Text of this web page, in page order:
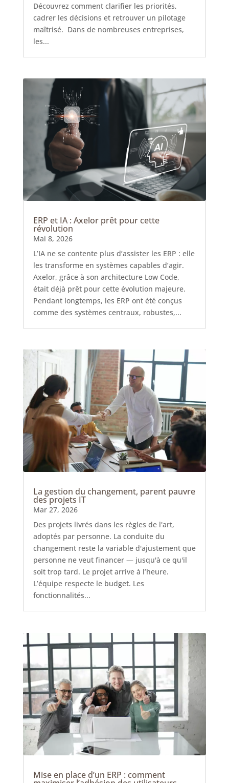
Découvrez comment clarifier les priorités,
cadrer les décisions et retrouver un pilotage
maîtrisé. Dans de nombreuses entreprises,
les...
ERP et IA : Axelor prêt pour cette
révolution
Mai 8, 2026
L’IA ne se contente plus d’assister les ERP : elle
les transforme en systèmes capables d’agir.
Axelor, grâce à son architecture Low Code,
était déjà prêt pour cette évolution majeure.
Pendant longtemps, les ERP ont été conçus
comme des systèmes centraux, robustes,...
La gestion du changement, parent pauvre
des projets IT
Mar 27, 2026
Des projets livrés dans les règles de l'art,
adoptés par personne. La conduite du
changement reste la variable d'ajustement que
personne ne veut financer — jusqu'à ce qu'il
soit trop tard. Le projet arrive à l’heure.
L’équipe respecte le budget. Les
fonctionnalités...
Mise en place d’un ERP : comment